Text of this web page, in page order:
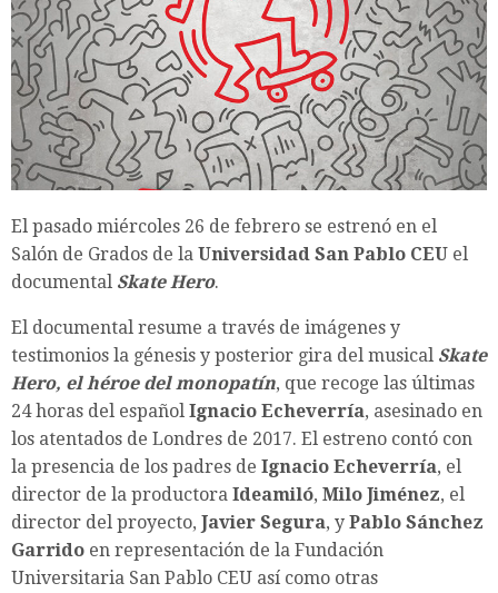
El pasado miércoles 26 de febrero se estrenó en el
Salón de Grados de la Universidad San Pablo CEU el
documental Skate Hero.
El documental resume a través de imágenes y
testimonios la génesis y posterior gira del musical Skate
Hero, el héroe del monopatín, que recoge las últimas
24 horas del español Ignacio Echeverría, asesinado en
los atentados de Londres de 2017. El estreno contó con
la presencia de los padres de Ignacio Echeverría, el
director de la productora Ideamiló, Milo Jiménez, el
director del proyecto, Javier Segura, y Pablo Sánchez
Garrido en representación de la Fundación
Universitaria San Pablo CEU así como otras